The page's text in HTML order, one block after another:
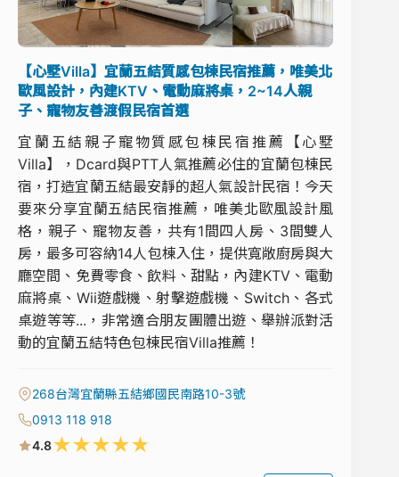
【心墅Villa】宜蘭五結質感包棟民宿推薦，唯美北
歐風設計，內建KTV、電動麻將桌，2~14人親
子、寵物友善渡假民宿首選
宜蘭五結親子寵物質感包棟民宿推薦【心墅
Villa】，Dcard與PTT人氣推薦必住的宜蘭包棟民
宿，打造宜蘭五結最安靜的超人氣設計民宿！今天
要來分享宜蘭五結民宿推薦，唯美北歐風設計風
格，親子、寵物友善，共有1間四人房、3間雙人
房，最多可容納14人包棟入住，提供寬敞廚房與大
廳空間、免費零食、飲料、甜點，內建KTV、電動
麻將桌、Wii遊戲機、射擊遊戲機、Switch、各式
桌遊等等...，非常適合朋友團體出遊、舉辦派對活
動的宜蘭五結特色包棟民宿Villa推薦！
268台灣宜蘭縣五結鄉國民南路10-3號
0913 118 918
4.8★★★★★